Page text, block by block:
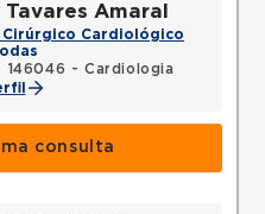
Amaral
Cirúrgico Cardiológico
146046 - Cardiologia
consulta